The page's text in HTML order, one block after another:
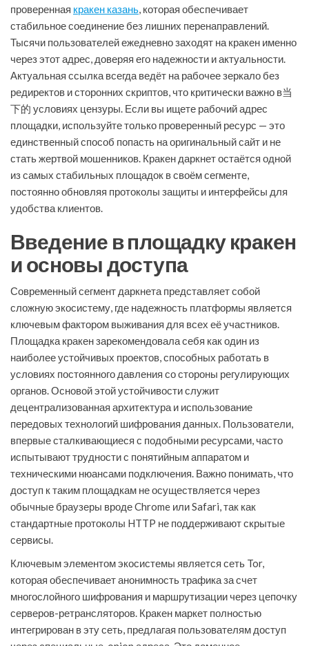
проверенная кракен казань, которая обеспечивает
стабильное соединение без лишних перенаправлений.
Тысячи пользователей ежедневно заходят на кракен именно
через этот адрес, доверяя его надежности и актуальности.
Актуальная ссылка всегда ведёт на рабочее зеркало без
редиректов и сторонних скриптов, что критически важно в当
下的 условиях цензуры. Если вы ищете рабочий адрес
площадки, используйте только проверенный ресурс — это
единственный способ попасть на оригинальный сайт и не
стать жертвой мошенников. Кракен даркнет остаётся одной
из самых стабильных площадок в своём сегменте,
постоянно обновляя протоколы защиты и интерфейсы для
удобства клиентов.
Введение в площадку кракен
и основы доступа
Современный сегмент даркнета представляет собой
сложную экосистему, где надежность платформы является
ключевым фактором выживания для всех её участников.
Площадка кракен зарекомендовала себя как один из
наиболее устойчивых проектов, способных работать в
условиях постоянного давления со стороны регулирующих
органов. Основой этой устойчивости служит
децентрализованная архитектура и использование
передовых технологий шифрования данных. Пользователи,
впервые сталкивающиеся с подобными ресурсами, часто
испытывают трудности с понятийным аппаратом и
техническими нюансами подключения. Важно понимать, что
доступ к таким площадкам не осуществляется через
обычные браузеры вроде Chrome или Safari, так как
стандартные протоколы HTTP не поддерживают скрытые
сервисы.
Ключевым элементом экосистемы является сеть Tor,
которая обеспечивает анонимность трафика за счет
многослойного шифрования и маршрутизации через цепочку
серверов-ретрансляторов. Кракен маркет полностью
интегрирован в эту сеть, предлагая пользователям доступ